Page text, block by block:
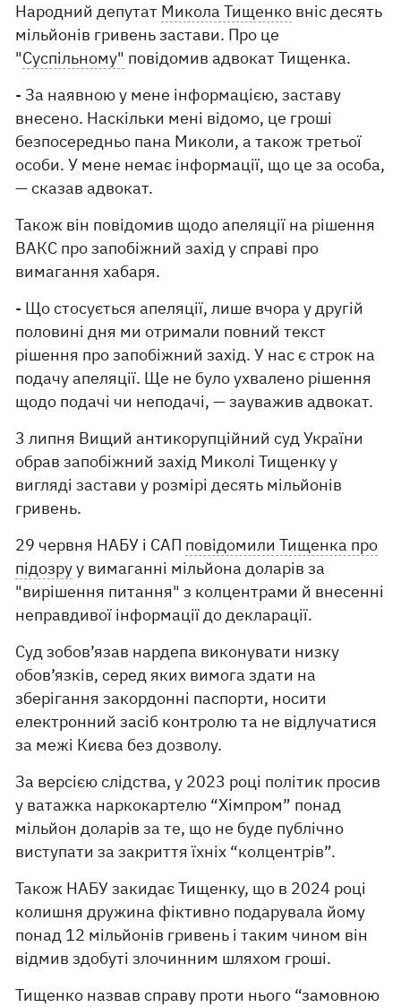
Народний депутат Микола Тищенко вніс десять
мільйонів гривень застави. Про це
"Суспільному" повідомив адвокат Тищенка.
- За наявною у мене інформацією, заставу
внесено. Наскільки мені відомо, це гроші
безпосередньо пана Миколи, а також третьої
особи. У мене немає інформації, що це за особа,
— сказав адвокат.
Також він повідомив щодо апеляції на рішення
ВАКС про запобіжний захід у справі про
вимагання хабаря.
- Що стосується апеляції, лише вчора у другій
половині дня ми отримали повний текст
рішення про запобіжний захід. У нас є строк на
подачу апеляції. Ще не було ухвалено рішення
щодо подачі чи неподачі, — зауважив адвокат.
3 липня Вищий антикорупційний суд України
обрав запобіжний захід Миколі Тищенку у
вигляді застави у розмірі десять мільйонів
гривень.
29 червня НАБУ і САП повідомили Тищенка про
підозруу вимаганні мільйона доларів за
"вирішення питання" з колцентрами й внесенні
неправдивої інформації до декларації.
Суд зобов’язав нардепа виконувати низку
обов’язків, серед яких вимога здати на
зберігання закордонні паспорти, носити
електронний засіб контролю та не відлучатися
за межі Києва без дозволу.
За версією слідства, у 2023 році політик просив
у ватажка наркокартелю “Хімпром” понад
мільйон доларів за те, що не буде публічно
виступати за закриття їхніх “колцентрів”.
Також НАБУ закидає Тищенку, що в 2024 році
колишня дружина фіктивно подарувала йому
понад 12 мільйонів гривень і таким чином він
відмив здобуті злочинним шляхом гроші.
Тищенко назвав справу проти нього “замовною